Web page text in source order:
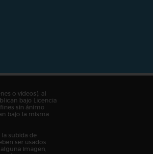
o vídeos), al
bajo Licencia
sin ánimo
bajo la misma
subida de
ser usados
imagen,